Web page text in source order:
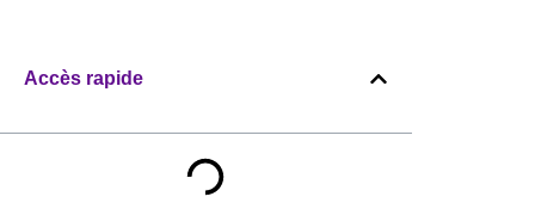
Accès rapide